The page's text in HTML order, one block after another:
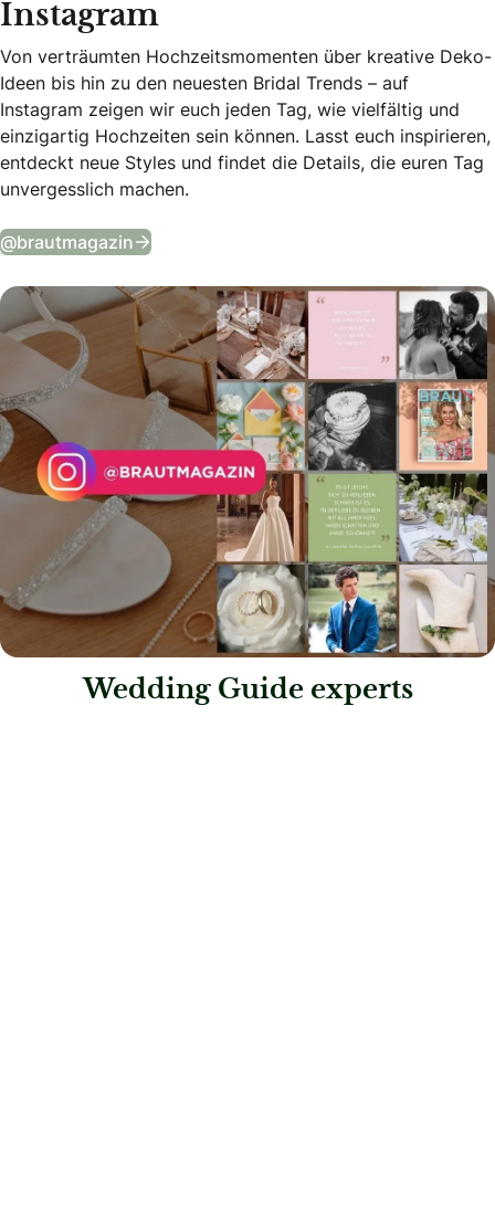
Instagram
Von verträumten Hochzeitsmomenten über kreative Deko-
Ideen bis hin zu den neuesten Bridal Trends – auf
Instagram zeigen wir euch jeden Tag, wie vielfältig und
einzigartig Hochzeiten sein können. Lasst euch inspirieren,
entdeckt neue Styles und findet die Details, die euren Tag
unvergesslich machen.
@brautmagazin Tägliche Wedding Vibes auf Instagram
Wedding Guide experts